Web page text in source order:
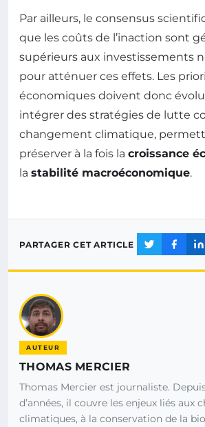
Par ailleurs, le consensus
que les coûts de l’inaction sont
supérieurs aux investissements
pour atténuer ces effets. Les
économiques doivent donc
intégrer des stratégies de lutte
changement climatique,
préserver à la fois la croissance
la stabilité macroéconomique.
PARTAGER CET ARTICLE
AUTEUR
THOMAS MERCIER
Thomas Mercier est journaliste.
d’années, il couvre les enjeux liés aux
climatiques, à la conservation de la